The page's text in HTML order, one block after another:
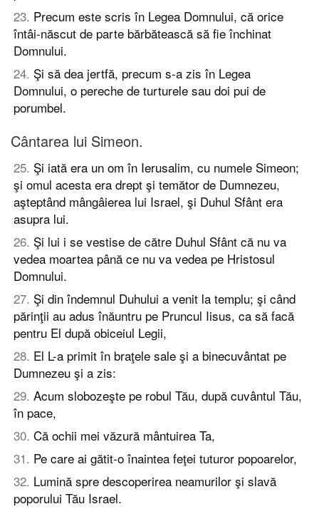
23. Precum este scris în Legea Domnului, că orice
întâi-născut de parte bărbătească să fie închinat
Domnului.
24. Şi să dea jertfă, precum s-a zis în Legea
Domnului, o pereche de turturele sau doi pui de
porumbel.
Cântarea lui Simeon.
25. Şi iată era un om în Ierusalim, cu numele Simeon;
şi omul acesta era drept şi temător de Dumnezeu,
aşteptând mângâierea lui Israel, şi Duhul Sfânt era
asupra lui.
26. Şi lui i se vestise de către Duhul Sfânt că nu va
vedea moartea până ce nu va vedea pe Hristosul
Domnului.
27. Şi din îndemnul Duhului a venit la templu; şi când
părinţii au adus înăuntru pe Pruncul Iisus, ca să facă
pentru El după obiceiul Legii,
28. El L-a primit în braţele sale şi a binecuvântat pe
Dumnezeu şi a zis:
29. Acum slobozeşte pe robul Tău, după cuvântul Tău,
în pace,
30. Că ochii mei văzură mântuirea Ta,
31. Pe care ai gătit-o înaintea feţei tuturor popoarelor,
32. Lumină spre descoperirea neamurilor şi slavă
poporului Tău Israel.